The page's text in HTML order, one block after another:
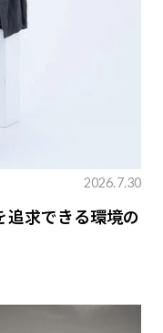
2026.7.30
追求できる環境の